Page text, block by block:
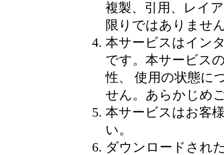
複製、引用、レイ
限りではありませ
本サービスはイン
です。本サービス
性、 使用の状態に
せん。あらかじめ
本サービスはお客
い。
ダウンロードされ